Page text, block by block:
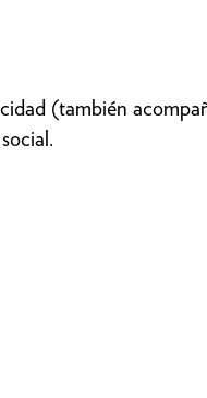
(también